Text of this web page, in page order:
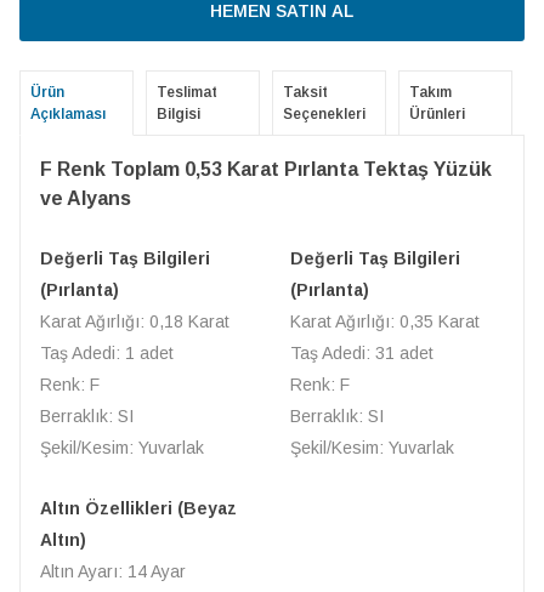
HEMEN SATIN AL
Ürün
Açıklaması
Teslimat
Bilgisi
Taksit
Seçenekleri
Takım
Ürünleri
F Renk Toplam 0,53 Karat Pırlanta Tektaş Yüzük
ve Alyans
Değerli Taş Bilgileri
(Pırlanta)
Karat Ağırlığı: 0,18 Karat
Taş Adedi: 1 adet
Renk: F
Berraklık: SI
Şekil/Kesim: Yuvarlak
Değerli Taş Bilgileri
(Pırlanta)
Karat Ağırlığı: 0,35 Karat
Taş Adedi: 31 adet
Renk: F
Berraklık: SI
Şekil/Kesim: Yuvarlak
Altın Özellikleri (Beyaz
Altın)
Altın Ayarı: 14 Ayar